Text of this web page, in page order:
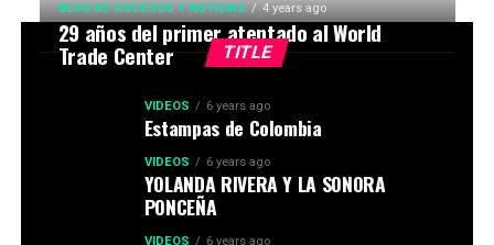
TITLE
BLOG DE SUCESOS Y NOTICIAS 4 years ago
29 años del primer atentado al World
Trade Center
VIDEOS 6 years ago
Estampas de Colombia
VIDEOS 6 years ago
YOLANDA RIVERA Y LA SONORA
PONCEÑA
VIDEOS 6 years ago